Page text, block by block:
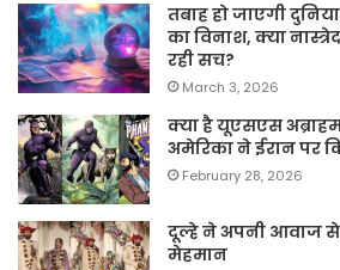
तबाह हो जाएगी
का विनाश, क्या
रही सच?
March 3, 2026
क्या है यूएसएस
अमेरिका ने ईरान पर
February 28, 2026
दूल्हे ने अपनी आवाज
मेहमान